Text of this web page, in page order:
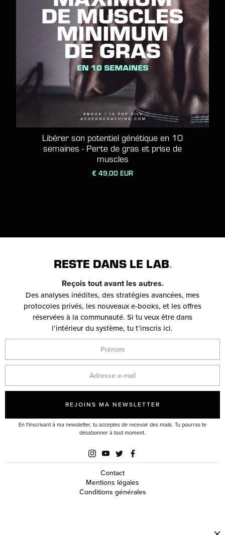
Libérer son potentiel génétique en 10
semaines - Perte de gras et prise de
muscles
€ 49,00 EUR
RESTE DANS LE LAB.
Reçois tout avant les autres.
Des analyses inédites, des stratégies avancées, mes
protocoles privés, les nouveaux e-books, et les offres
réservées à la communauté. Si tu veux être dans
l’intérieur du système, tu t’inscris ici.
En t'inscrivant à ma newsletter, tu acceptes de recevoir des mails. Tu pourras te
désabonner à tout moment.
Contact
Mentions légales
Conditions générales